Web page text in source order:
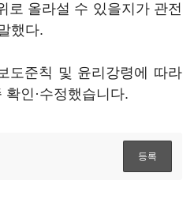
로 올라설 수 있을지가 관전
했다.
도준칙 및 윤리강령에 따라
인·수정했습니다.